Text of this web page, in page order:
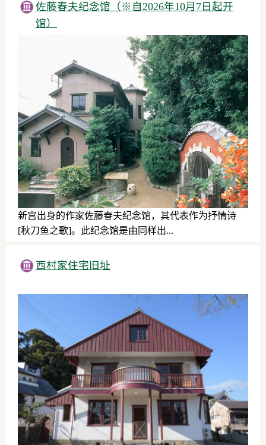
佐藤春夫纪念馆（※自2026年10月7日起开
馆）
新宫出身的作家佐藤春夫纪念馆，其代表作为抒情诗
[秋刀鱼之歌]。此纪念馆是由同样出...
西村家住宅旧址